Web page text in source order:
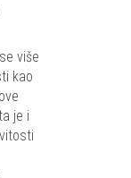
više
kao
je i